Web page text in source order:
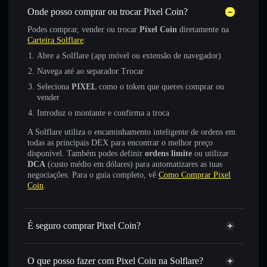
Onde posso comprar ou trocar Pixel Coin?
Podes comprar, vender ou trocar Pixel Coin diretamente na
Carteira Solflare:
Abre a Solflare (app móvel ou extensão de navegador)
Navega até ao separador Trocar
Seleciona PIXEL como o token que queres comprar ou
vender
Introduz o montante e confirma a troca
A Solflare utiliza o encaminhamento inteligente de ordens em
todas as principais DEX para encontrar o melhor preço
disponível. Também podes definir ordens limite ou utilizar
DCA (custo médio em dólares) para automatizares as tuas
negociações. Para o guia completo, vê Como Comprar Pixel
Coin.
É seguro comprar Pixel Coin?
Pixel Coin token verificado
O que posso fazer com Pixel Coin na Solflare?